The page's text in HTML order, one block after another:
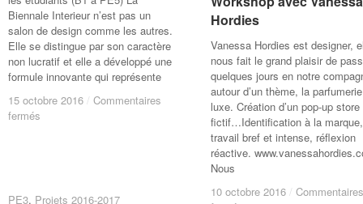
Biennale Interieur n’est pas un
salon de design comme les autres.
Elle se distingue par son caractère
non lucratif et elle a développé une
formule innovante qui représente
15 octobre 2016 / Commentaires
fermés
15 octobre 2016 / Commentaires
fermés
Hordies
Vanessa Hordies est designer,
nous fait le grand plaisir de
quelques jours en notre
autour d’un thème, la
luxe. Création d’un pop-up store
fictif…Identification à la marque,
travail bref et intense, réflexion
réactive.
Nous
10 octobre 2016 / Commentaires
Hordies
10 octobre 2016 / Commentaires
PE3, Projets 2016-2017
PE3 Projets 2016-2017